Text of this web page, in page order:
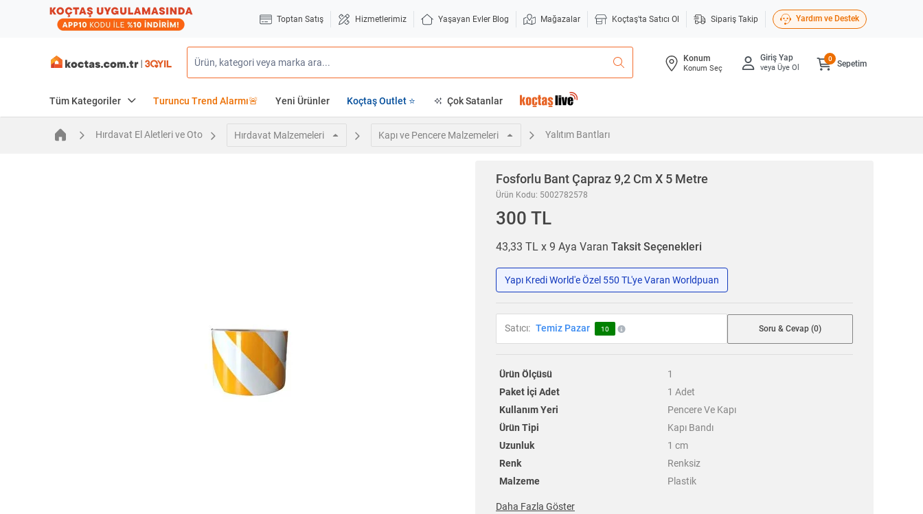
Toptan Satış Hizmetlerimiz Yaşayan Evler Blog Mağazalar Koçtaş'ta Satıcı Ol Sipariş Takip Yardım ve Destek
Konum
Konum Seç
Giriş Yap
veya Üye Ol Sepetim
0
Tüm Kategoriler Turuncu Trend Alarmı🚨 Yeni Ürünler Koçtaş Outlet ⭐ Çok Satanlar
Hırdavat El Aletleri ve Oto Hırdavat Malzemeleri Kapı ve Pencere Malzemeleri Yalıtım Bantları
Fosforlu Bant Çapraz 9,2 Cm X 5 Metre
Ürün Kodu: 5002782578
300 TL
43,33 TL x 9 Aya Varan Taksit Seçenekleri
Yapı Kredi World'e Özel 550 TL'ye Varan Worldpuan
Satıcı: Temiz Pazar 10 Soru & Cevap (0)
Ürün Ölçüsü
1
Paket İçi Adet
1 Adet
Kullanım Yeri
Pencere Ve Kapı
Ürün Tipi
Kapı Bandı
Uzunluk
1 cm
Renk
Renksiz
Malzeme
Plastik
Daha Fazla Göster